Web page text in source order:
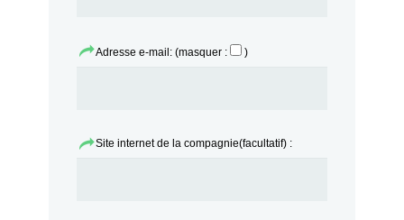
Adresse e-mail: (masquer : )
Site internet de la compagnie(facultatif) :